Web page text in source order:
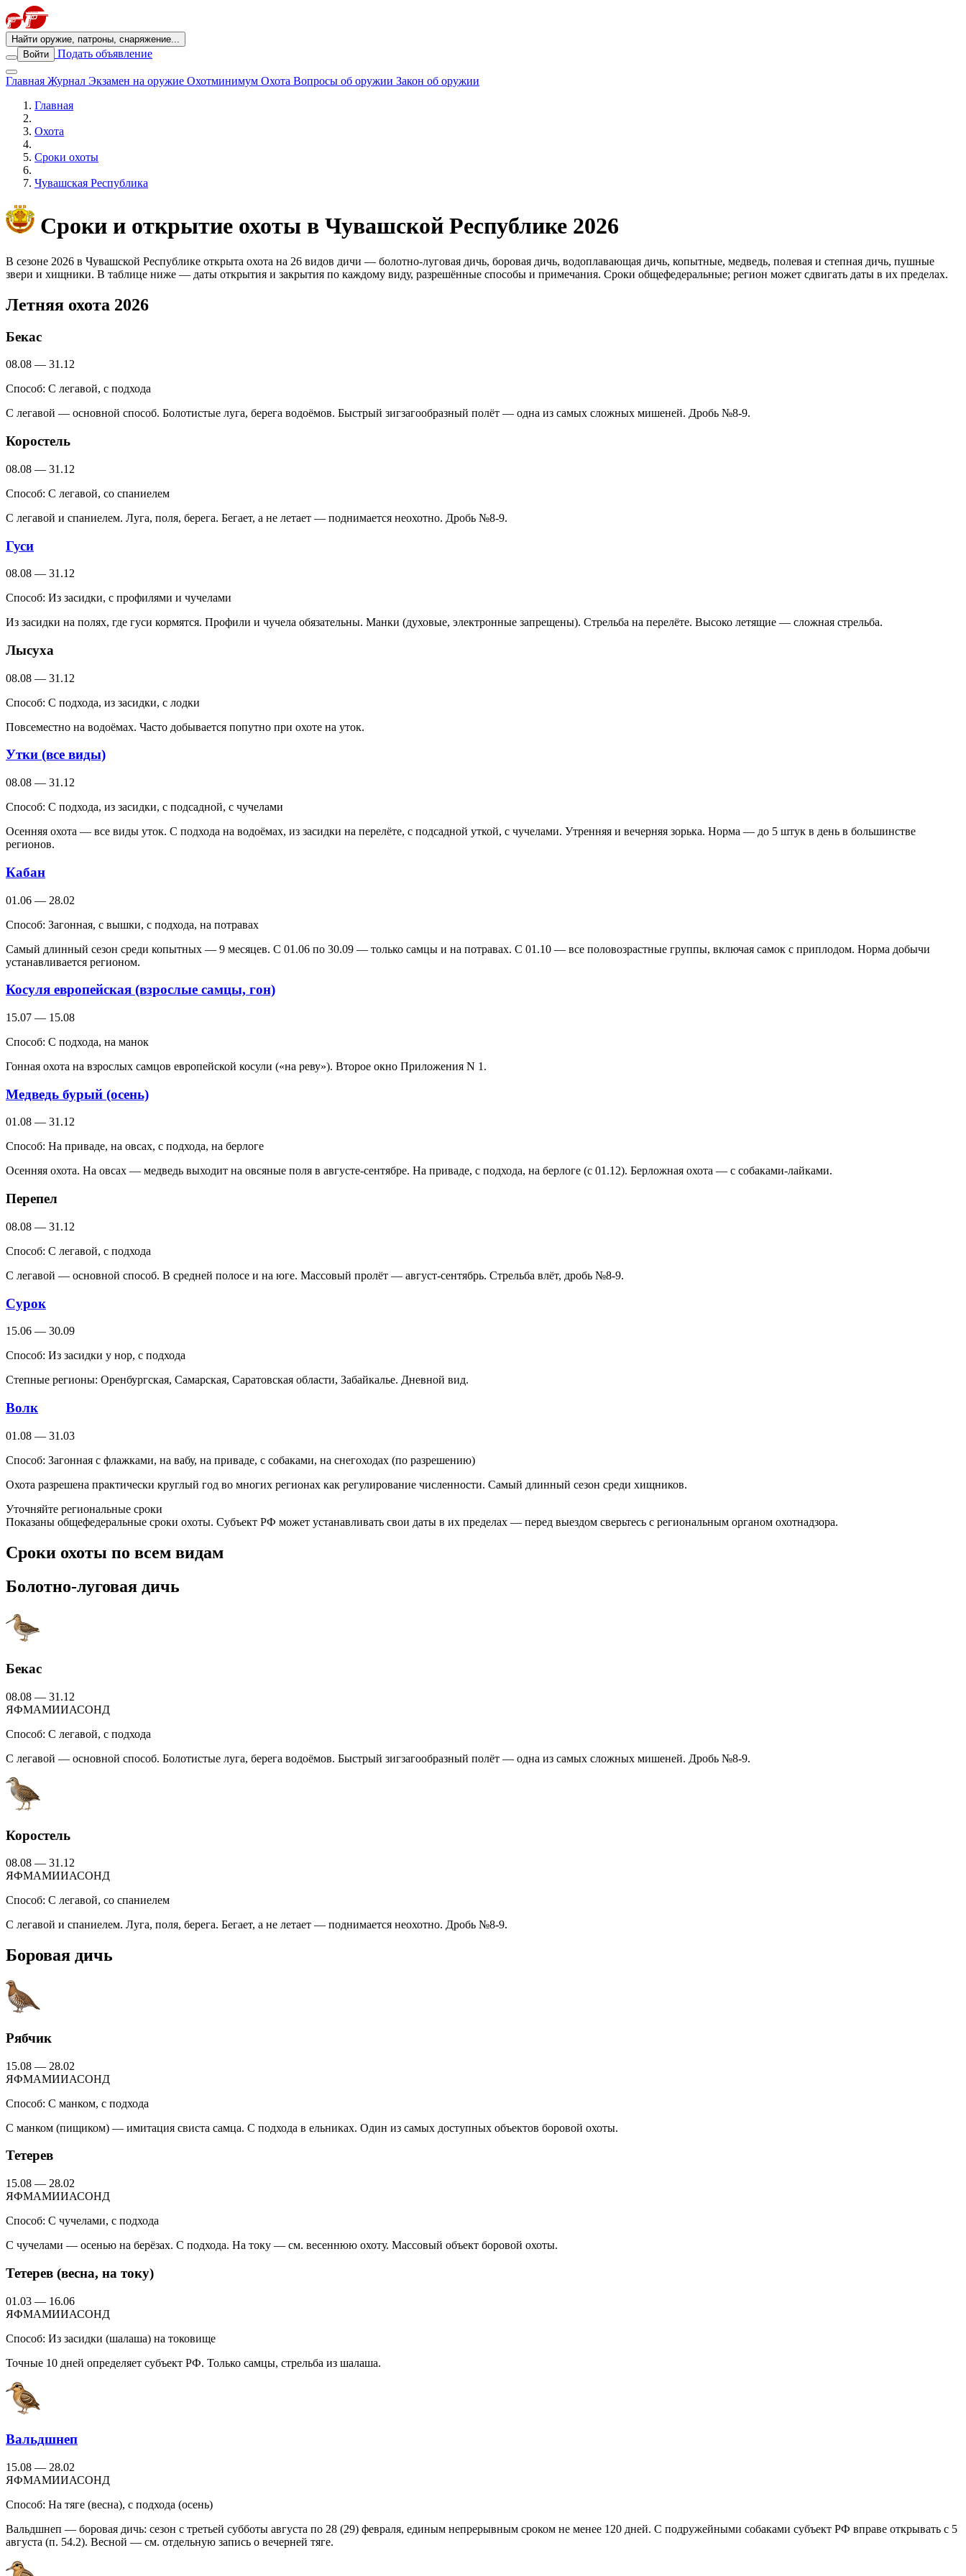
Найти оружие, патроны, снаряжение...
Войти
Подать объявление
Главная Журнал Экзамен на оружие Охотминимум Охота Вопросы об оружии Закон об оружии
Главная
Охота
Сроки охоты
Чувашская Республика
Сроки и открытие охоты в Чувашской Республике 2026
В сезоне 2026 в Чувашской Республике открыта охота на 26 видов дичи — болотно-луговая дичь, боровая дичь, водоплавающая дичь, копытные, медведь, полевая и степная дичь, пушные
звери и хищники. В таблице ниже — даты открытия и закрытия по каждому виду, разрешённые способы и примечания. Сроки общефедеральные; регион может сдвигать даты в их пределах.
Летняя охота 2026
Бекас
08.08 — 31.12
Способ: С легавой, с подхода
С легавой — основной способ. Болотистые луга, берега водоёмов. Быстрый зигзагообразный полёт — одна из самых сложных мишеней. Дробь №8-9.
Коростель
08.08 — 31.12
Способ: С легавой, со спаниелем
С легавой и спаниелем. Луга, поля, берега. Бегает, а не летает — поднимается неохотно. Дробь №8-9.
Гуси
08.08 — 31.12
Способ: Из засидки, с профилями и чучелами
Из засидки на полях, где гуси кормятся. Профили и чучела обязательны. Манки (духовые, электронные запрещены). Стрельба на перелёте. Высоко летящие — сложная стрельба.
Лысуха
08.08 — 31.12
Способ: С подхода, из засидки, с лодки
Повсеместно на водоёмах. Часто добывается попутно при охоте на уток.
Утки (все виды)
08.08 — 31.12
Способ: С подхода, из засидки, с подсадной, с чучелами
Осенняя охота — все виды уток. С подхода на водоёмах, из засидки на перелёте, с подсадной уткой, с чучелами. Утренняя и вечерняя зорька. Норма — до 5 штук в день в большинстве
регионов.
Кабан
01.06 — 28.02
Способ: Загонная, с вышки, с подхода, на потравах
Самый длинный сезон среди копытных — 9 месяцев. С 01.06 по 30.09 — только самцы и на потравах. С 01.10 — все половозрастные группы, включая самок с приплодом. Норма добычи
устанавливается регионом.
Косуля европейская (взрослые самцы, гон)
15.07 — 15.08
Способ: С подхода, на манок
Гонная охота на взрослых самцов европейской косули («на реву»). Второе окно Приложения N 1.
Медведь бурый (осень)
01.08 — 31.12
Способ: На приваде, на овсах, с подхода, на берлоге
Осенняя охота. На овсах — медведь выходит на овсяные поля в августе-сентябре. На приваде, с подхода, на берлоге (с 01.12). Берложная охота — с собаками-лайками.
Перепел
08.08 — 31.12
Способ: С легавой, с подхода
С легавой — основной способ. В средней полосе и на юге. Массовый пролёт — август-сентябрь. Стрельба влёт, дробь №8-9.
Сурок
15.06 — 30.09
Способ: Из засидки у нор, с подхода
Степные регионы: Оренбургская, Самарская, Саратовская области, Забайкалье. Дневной вид.
Волк
01.08 — 31.03
Способ: Загонная с флажками, на вабу, на приваде, с собаками, на снегоходах (по разрешению)
Охота разрешена практически круглый год во многих регионах как регулирование численности. Самый длинный сезон среди хищников.
Уточняйте региональные сроки
Показаны общефедеральные сроки охоты. Субъект РФ может устанавливать свои даты в их пределах — перед выездом сверьтесь с региональным органом охотнадзора.
Сроки охоты по всем видам
Болотно-луговая дичь
Бекас
08.08 — 31.12
ЯФМАМИИАСОНД
Способ: С легавой, с подхода
С легавой — основной способ. Болотистые луга, берега водоёмов. Быстрый зигзагообразный полёт — одна из самых сложных мишеней. Дробь №8-9.
Коростель
08.08 — 31.12
ЯФМАМИИАСОНД
Способ: С легавой, со спаниелем
С легавой и спаниелем. Луга, поля, берега. Бегает, а не летает — поднимается неохотно. Дробь №8-9.
Боровая дичь
Рябчик
15.08 — 28.02
ЯФМАМИИАСОНД
Способ: С манком, с подхода
С манком (пищиком) — имитация свиста самца. С подхода в ельниках. Один из самых доступных объектов боровой охоты.
Тетерев
15.08 — 28.02
ЯФМАМИИАСОНД
Способ: С чучелами, с подхода
С чучелами — осенью на берёзах. С подхода. На току — см. весеннюю охоту. Массовый объект боровой охоты.
Тетерев (весна, на току)
01.03 — 16.06
ЯФМАМИИАСОНД
Способ: Из засидки (шалаша) на токовище
Точные 10 дней определяет субъект РФ. Только самцы, стрельба из шалаша.
Вальдшнеп
15.08 — 28.02
ЯФМАМИИАСОНД
Способ: На тяге (весна), с подхода (осень)
Вальдшнеп — боровая дичь: сезон с третьей субботы августа по 28 (29) февраля, единым непрерывным сроком не менее 120 дней. С подружейными собаками субъект РФ вправе открывать с 5
августа (п. 54.2). Весной — см. отдельную запись о вечерней тяге.